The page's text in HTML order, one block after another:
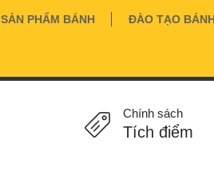
SẢN PHẨM BÁNH ĐÀO TẠO
Chính sách
Tích điểm